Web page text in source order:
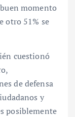
momento
otro 51% se
cuestionó
de defensa
y
posiblemente